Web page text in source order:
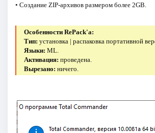
• Создание ZIP-архивов размером более 2GB.
Особенности RePack'a:
Тип: установка | распаковка портативной
Языки: ML.
Активация: проведена.
Вырезано: ничего.